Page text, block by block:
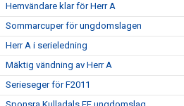
Hemvändare klar för Herr A
Sommarcuper för ungdomslagen
Herr A i serieledning
Mäktig vändning av Herr A
Serieseger för F2011